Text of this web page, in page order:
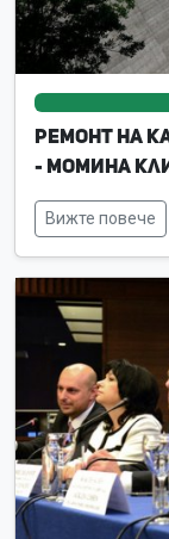
Ремонт на
- Момина
Вижте повече